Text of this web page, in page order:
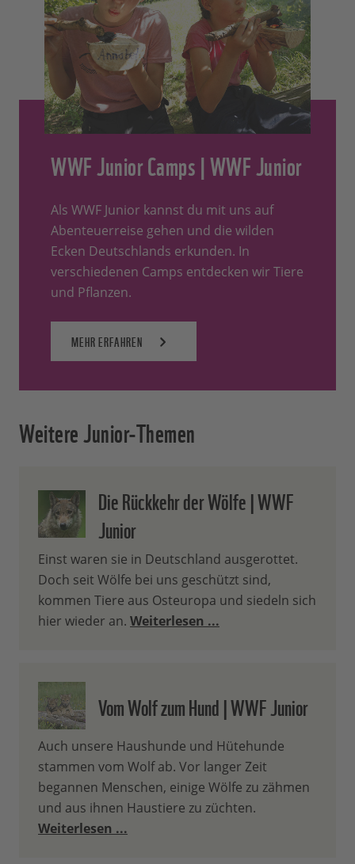
WWF Junior Camps | WWF Junior
Als WWF Junior kannst du mit uns auf
Abenteuerreise gehen und die wilden
Ecken Deutschlands erkunden. In
verschiedenen Camps entdecken wir Tiere
und Pflanzen.
MEHR ERFAHREN
Weitere Junior-Themen
Die Rückkehr der Wölfe | WWF
Junior
Einst waren sie in Deutschland ausgerottet.
Doch seit Wölfe bei uns geschützt sind,
kommen Tiere aus Osteuropa und siedeln sich
hier wieder an. Weiterlesen ...
Vom Wolf zum Hund | WWF Junior
Auch unsere Haushunde und Hütehunde
stammen vom Wolf ab. Vor langer Zeit
begannen Menschen, einige Wölfe zu zähmen
und aus ihnen Haustiere zu züchten.
Weiterlesen ...